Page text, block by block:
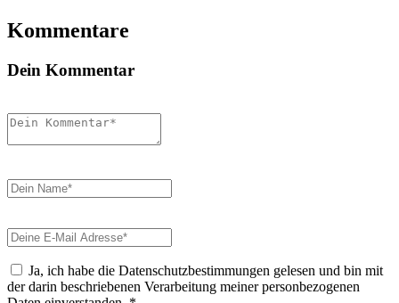
Kommentare
Dein Kommentar
Ja, ich habe die Datenschutzbestimmungen gelesen und bin mit
der darin beschriebenen Verarbeitung meiner personbezogenen